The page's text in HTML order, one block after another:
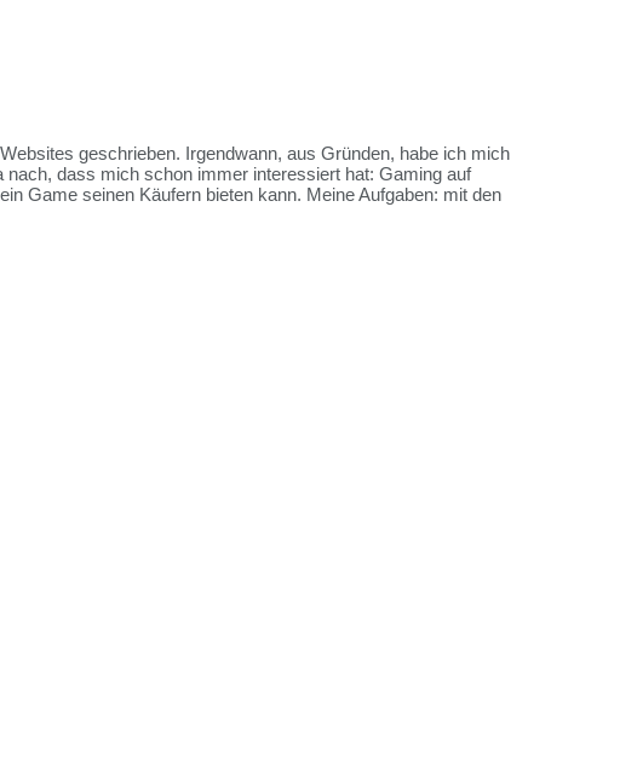
geschrieben. Irgendwann, aus Gründen, habe ich mich
dass mich schon immer interessiert hat: Gaming auf
Game seinen Käufern bieten kann. Meine Aufgaben: mit den